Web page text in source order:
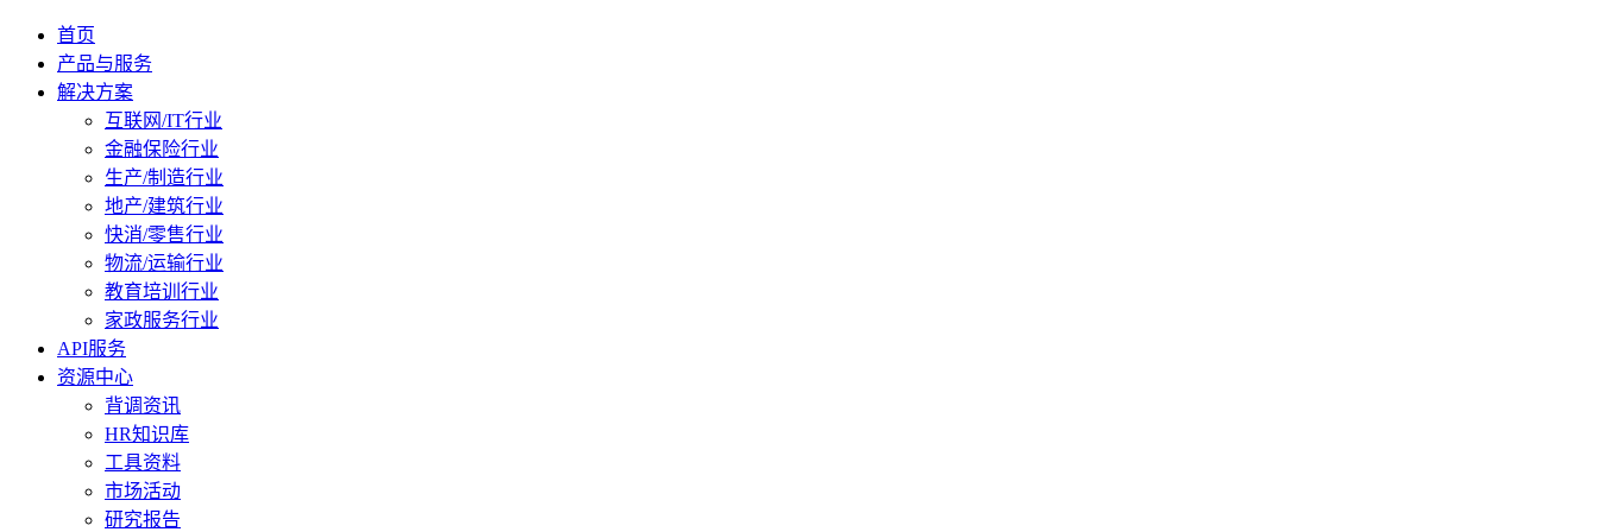
首页
产品与服务
解决方案
互联网/IT行业
金融保险行业
生产/制造行业
地产/建筑行业
快消/零售行业
物流/运输行业
教育培训行业
家政服务行业
API服务
资源中心
背调资讯
HR知识库
工具资料
市场活动
研究报告